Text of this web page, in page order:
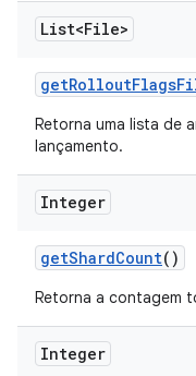
List<File>
getRolloutFlags
Retorna uma lista de
lançamento.
Integer
getShardCount()
Retorna a contagem
Integer